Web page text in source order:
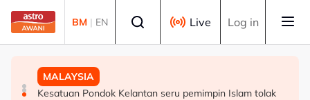
Skip to main content
BM | EN Live Log in
MALAYSIA
Perlu pendekatan menyeluruh masyarakat cegah
MALAYSIA
Diplomasi budaya di Sarawak perkukuh hubungan
MALAYSIA
Kesatuan Pondok Kelantan seru pemimpin Islam tolak